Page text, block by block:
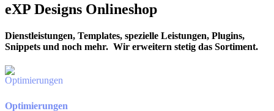
eXP Designs Onlineshop
Dienstleistungen, Templates, spezielle Leistungen, Plugins,
Snippets und noch mehr. Wir erweitern stetig das Sortiment.
Optimierungen